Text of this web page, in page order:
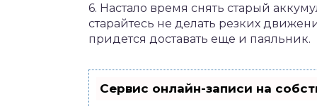
6. Настало время снять старый
старайтесь не делать резких
придется доставать еще и паяльник.
Сервис онлайн-записи на